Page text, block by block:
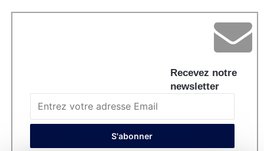
Recevez notre
newsletter